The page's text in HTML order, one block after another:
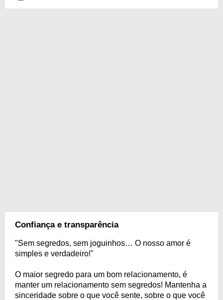
Confiança e transparência
"Sem segredos, sem joguinhos… O nosso amor é
simples e verdadeiro!"
O maior segredo para um bom relacionamento, é
manter um relacionamento sem segredos! Mantenha a
sinceridade sobre o que você sente, sobre o que você